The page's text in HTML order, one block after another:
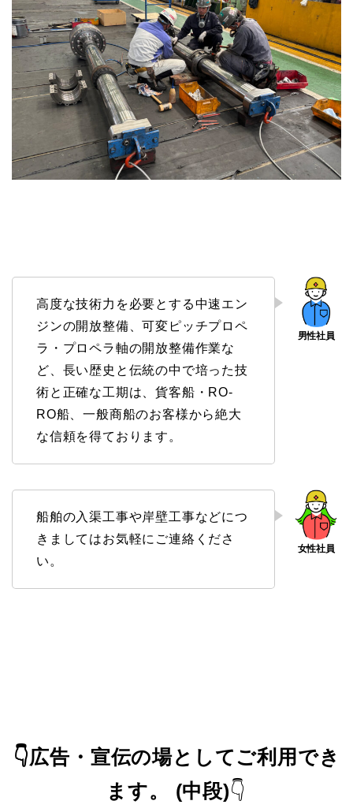
高度な技術力を必要とする中速エン
ジンの開放整備、可変ピッチプロペ
ラ・プロペラ軸の開放整備作業な
ど、長い歴史と伝統の中で培った技
術と正確な工期は、貨客船・RO-
RO船、一般商船のお客様から絶大
な信頼を得ております。
船舶の入渠工事や岸壁工事などにつ
きましてはお気軽にご連絡くださ
い。
👇広告・宣伝の場としてご利用でき
ます。
(中段)👇